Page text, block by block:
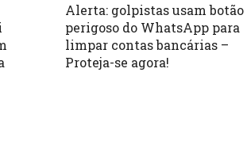
Alerta: golpistas usam botão
perigoso do WhatsApp para
limpar contas bancárias –
Proteja-se agora!